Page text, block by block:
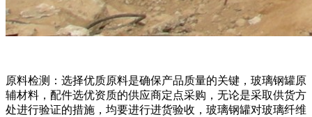
原料检测：选择优质原料是确保产品质量的关键，玻璃钢罐原
辅材料，配件选优资质的供应商定点采购，无论是采取供货方
处进行验证的措施，均要进行进货验收，玻璃钢罐对玻璃纤维